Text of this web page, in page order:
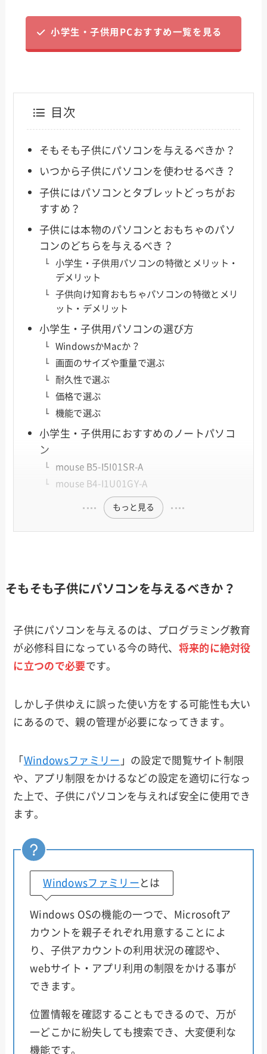
小学生・子供用PCおすすめ一覧を見る
目次
そもそも子供にパソコンを与えるべきか？
いつから子供にパソコンを使わせるべき？
子供にはパソコンとタブレットどっちがお
すすめ？
子供には本物のパソコンとおもちゃのパソ
コンのどちらを与えるべき？
小学生・子供用パソコンの特徴とメリット・
デメリット
子供向け知育おもちゃパソコンの特徴とメリ
ット・デメリット
小学生・子供用パソコンの選び方
WindowsかMacか？
画面のサイズや重量で選ぶ
耐久性で選ぶ
価格で選ぶ
機能で選ぶ
小学生・子供用におすすめのノートパソコ
ン
mouse B5-I5I01SR-A
mouse B4-I1U01GY-A
もっと見る
そもそも子供にパソコンを与えるべきか？
子供にパソコンを与えるのは、プログラミング教育
が必修科目になっている今の時代、 将来的に絶対役
に立つので必要です。
しかし子供ゆえに誤った使い方をする可能性も大い
にあるので、親の管理が必要になってきます。
「 Windowsファミリー 」の設定で閲覧サイト制限
や、アプリ制限をかけるなどの設定を適切に行なっ
た上で、子供にパソコンを与えれば安全に使用でき
ます。
Windowsファミリー とは
Windows OSの機能の一つで、Microsoftア
カウントを親子それぞれ用意することによ
り、子供アカウントの利用状況の確認や、
webサイト・アプリ利用の制限をかける事が
できます。
位置情報を確認することもできるので、万が
一どこかに紛失しても捜索でき、大変便利な
機能です。